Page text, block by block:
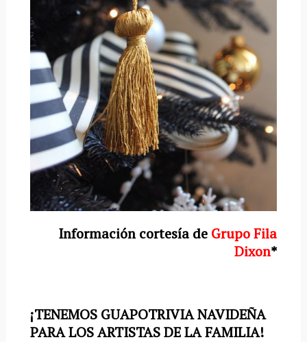
Información cortesía de Grupo Fila
Dixon*
¡TENEMOS GUAPOTRIVIA NAVIDEÑA
PARA LOS ARTISTAS DE LA FAMILIA!